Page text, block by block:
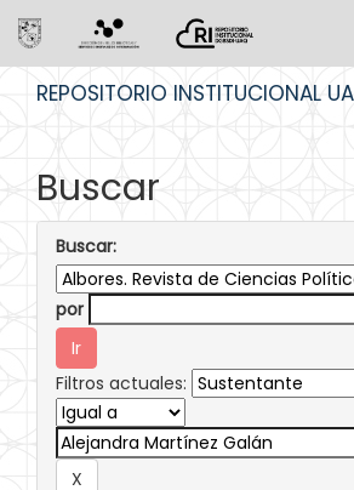
REPOSITORIO INSTITUCIONAL
Buscar
Buscar:
por
Filtros actuales: